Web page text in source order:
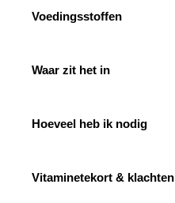
Voedingsstoffen
Waar zit het in
Hoeveel heb ik nodig
Vitaminetekort & klachten